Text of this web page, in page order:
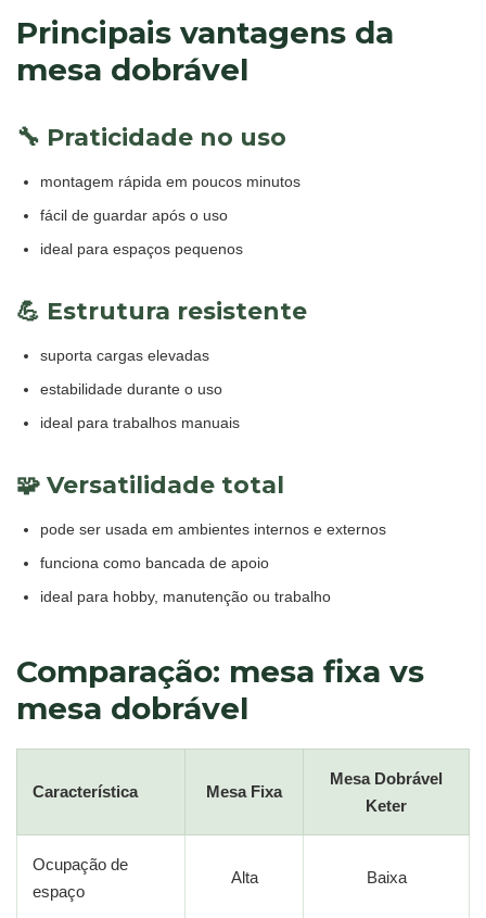
Principais vantagens da
mesa dobrável
🔧 Praticidade no uso
montagem rápida em poucos minutos
fácil de guardar após o uso
ideal para espaços pequenos
💪 Estrutura resistente
suporta cargas elevadas
estabilidade durante o uso
ideal para trabalhos manuais
🧩 Versatilidade total
pode ser usada em ambientes internos e externos
funciona como bancada de apoio
ideal para hobby, manutenção ou trabalho
Comparação: mesa fixa vs
mesa dobrável
Característica Mesa Fixa
Mesa Dobrável
Keter
Ocupação de
espaço
Alta Baixa